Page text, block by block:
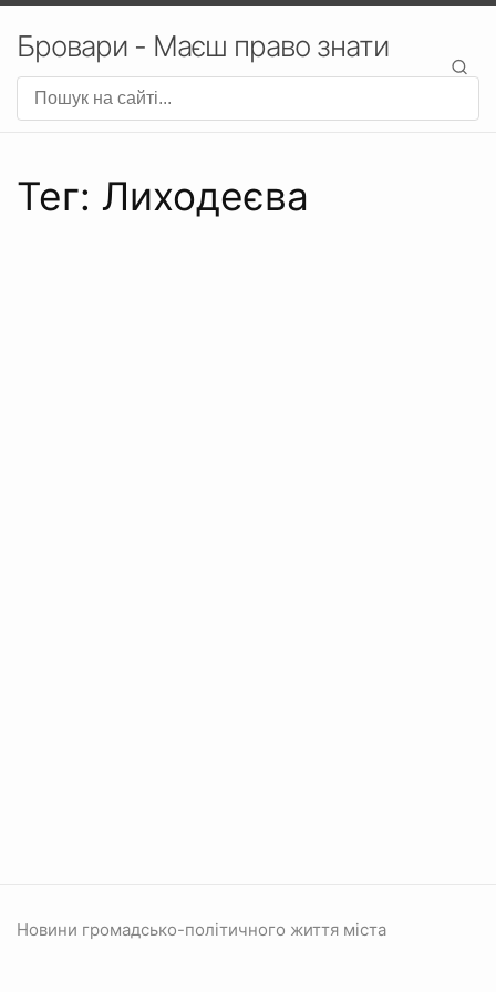
Бровари - Маєш право знати
Тег: Лиходеєва
Новини громадсько-політичного життя міста